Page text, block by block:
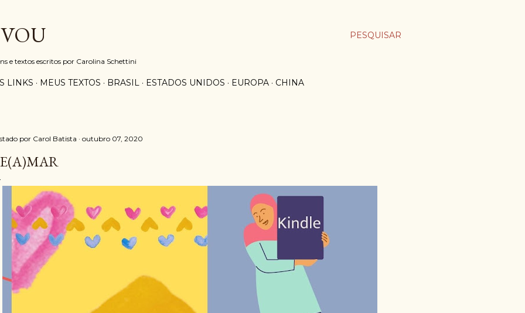
PESQUISAR
e textos escritos por Carolina Schettini
LINKS MEUS TEXTOS BRASIL ESTADOS UNIDOS EUROPA CHINA
por Carol Batista outubro 07, 2020